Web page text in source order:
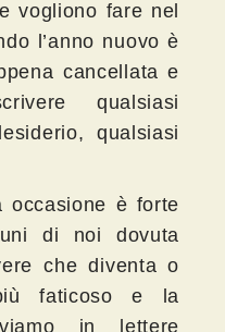
vogliono fare nel
l’anno nuovo è
cancellata e
qualsiasi
qualsiasi
occasione è forte
di noi dovuta
che diventa o
faticoso e la
in lettere